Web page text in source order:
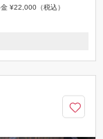
¥22,000（税込）